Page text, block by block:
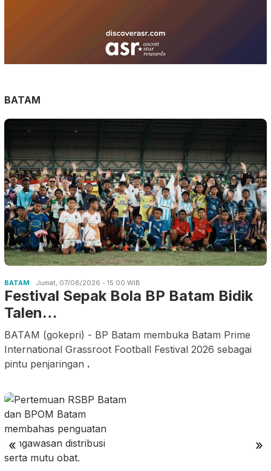
BATAM
BATAM Jumat, 07/08/2026 - 15:00 WIB
Festival Sepak Bola BP Batam Bidik
Talen…
BATAM (gokepri) - BP Batam membuka Batam Prime
International Grassroot Football Festival 2026 sebagai
pintu penjaringan .
« »